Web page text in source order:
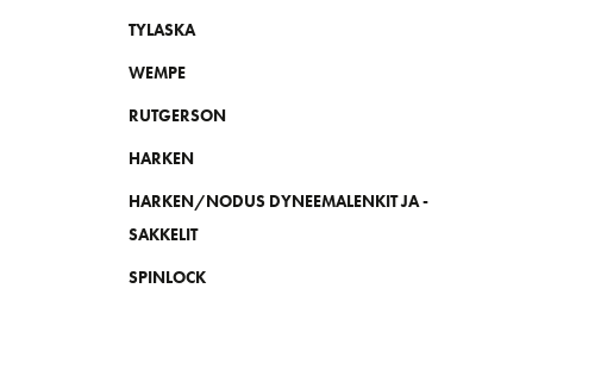
TYLASKA
WEMPE
RUTGERSON
HARKEN
HARKEN/NODUS DYNEEMALENKIT JA -
SAKKELIT
SPINLOCK